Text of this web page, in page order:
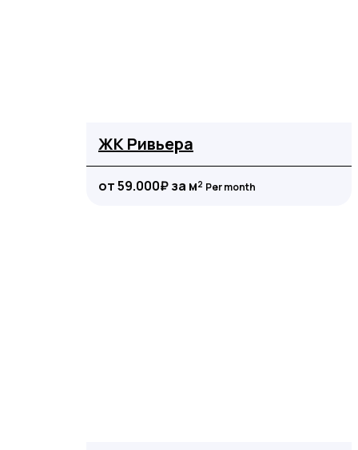
ЖК Ривьера
от 59.000₽ за м² Per month